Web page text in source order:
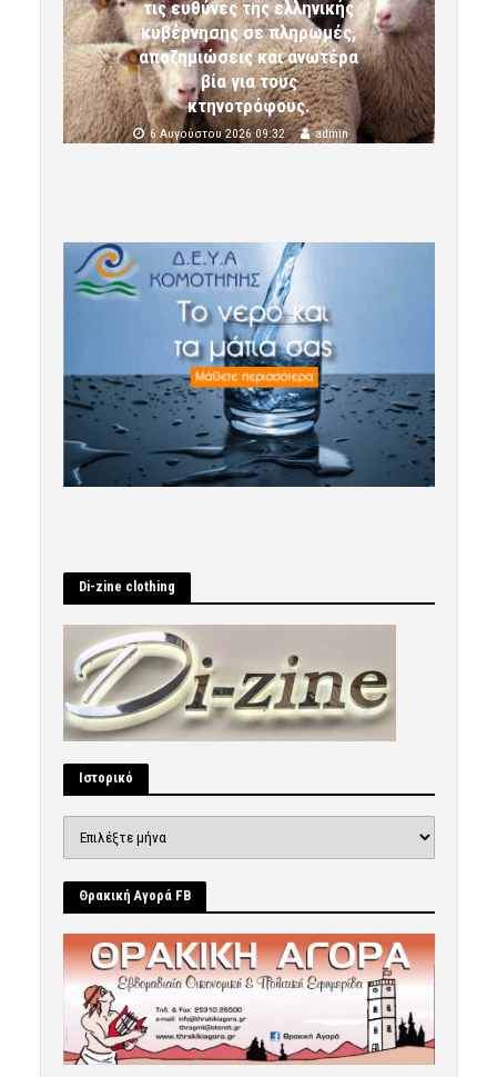
τις ευθύνες της ελληνικής
κυβέρνησης σε πληρωμές,
αποζημιώσεις και ανωτέρα
βία για τους
κτηνοτρόφους.
6 Αυγούστου 2026 09:32 admin
Di-zine clothing
Ιστορικό
Θρακική Αγορά FB